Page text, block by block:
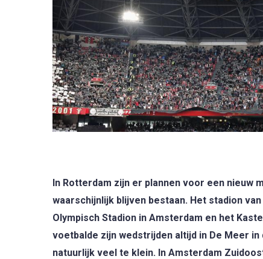
In Rotterdam zijn er plannen voor een nieuw
waarschijnlijk blijven bestaan. Het stadion
Olympisch Stadion in Amsterdam en het
voetbalde zijn wedstrijden altijd in De Meer
natuurlijk veel te klein. In Amsterdam